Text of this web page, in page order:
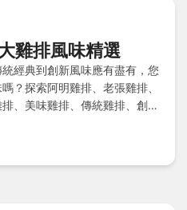
雞排風味精選
經典到創新風味應有盡有，您
？探索阿明雞排、老張雞排、
、美味雞排、傳統雞排、創新
您對雞排的無限渴望，開啟一